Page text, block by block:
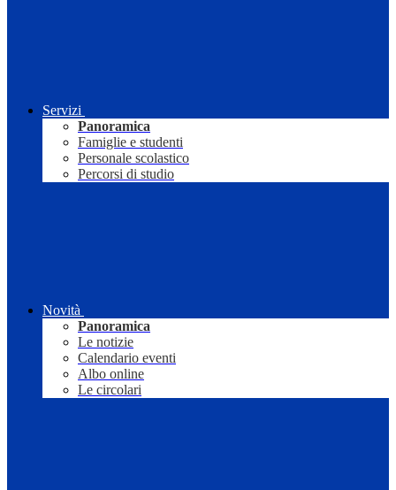
Servizi
Panoramica
Famiglie e studenti
Personale scolastico
Percorsi di studio
Novità
Panoramica
Le notizie
Calendario eventi
Albo online
Le circolari